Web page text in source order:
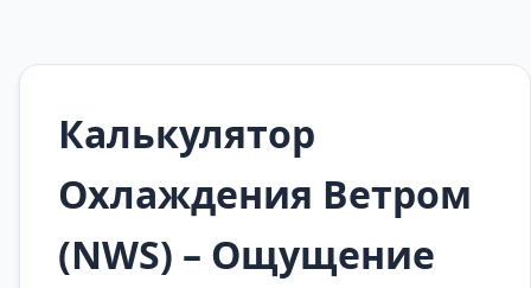
Калькулятор
Охлаждения Ветром
(NWS) – Ощущение